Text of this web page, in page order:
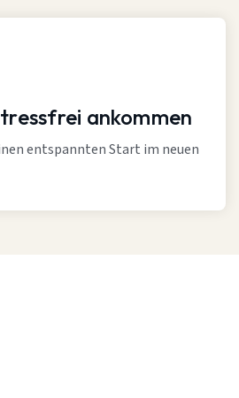
ankommen
entspannten Start im neuen